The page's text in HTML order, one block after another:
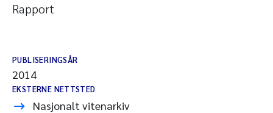
Rapport
PUBLISERINGSÅR
2014
EKSTERNE NETTSTED
Nasjonalt vitenarkiv